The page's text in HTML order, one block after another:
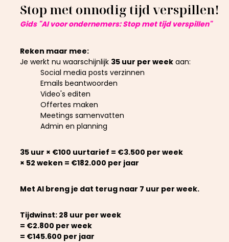
Stop met onnodig tijd verspillen!
Gids "AI voor ondernemers: Stop met tijd verspillen"
Reken maar mee:
Je werkt nu waarschijnlijk 35 uur per week aan:
Social media posts verzinnen
Emails beantwoorden
Video's editen
Offertes maken
Meetings samenvatten
Admin en planning
35 uur × €100 uurtarief = €3.500 per week
× 52 weken = €182.000 per jaar
Met AI breng je dat terug naar 7 uur per week.
Tijdwinst: 28 uur per week
= €2.800 per week
= €145.600 per jaar